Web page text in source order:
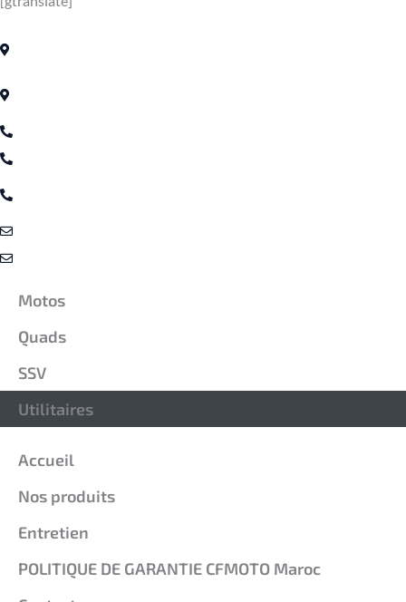
Nos Produits
Motos
Quads
SSV
Utilitaires
Liens Rapide
Accueil
Nos produits
Entretien
POLITIQUE DE GARANTIE CFMOTO Maroc